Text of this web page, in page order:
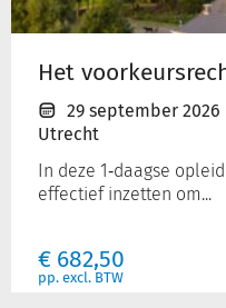
Het
29 september 2026
Utrecht
In deze 1‑daagse
effectief inzetten om...
€ 682,50
pp. excl. BTW